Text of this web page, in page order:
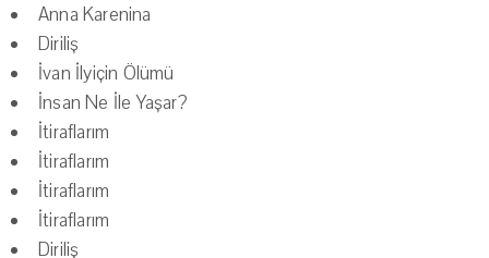
Anna Karenina
Diriliş
İvan İlyiçin Ölümü
İnsan Ne İle Yaşar?
İtiraflarım
İtiraflarım
İtiraflarım
İtiraflarım
Diriliş